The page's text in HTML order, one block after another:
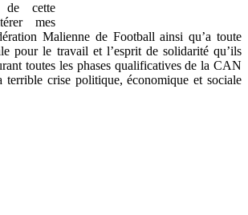
cette
mes
Malienne de Football ainsi qu’a toute
pour le travail et l’esprit de solidarité qu’ils
toutes les phases qualificatives de la CAN
terrible crise politique, économique et sociale